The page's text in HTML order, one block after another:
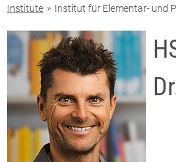
Institute
Institut für Elementar- und